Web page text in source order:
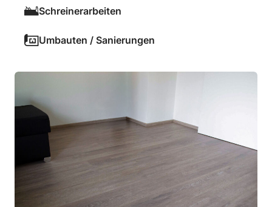
Schreinerarbeiten
Umbauten / Sanierungen